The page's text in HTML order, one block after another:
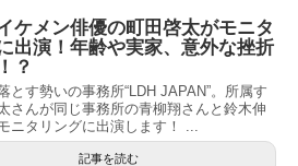
ケメン俳優の町田啓太がモニタ
出演！年齢や実家、意外な挫折
？
とす勢いの事務所“LDH JAPAN”。所属す
さんが同じ事務所の青柳翔さんと鈴木伸
ニタリングに出演します！ ...
記事を読む